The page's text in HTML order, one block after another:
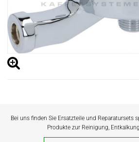
Bei uns finden Sie Ersatzteile und Reparatursets
Produkte zur Reinigung,